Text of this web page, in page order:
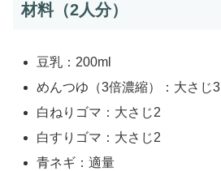
材料（2人分）
豆乳：200ml
めんつゆ（3倍濃縮）：大さじ3
白ねりゴマ：大さじ2
白すりゴマ：大さじ2
青ネギ：適量